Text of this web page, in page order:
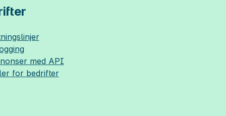
med API
for bedrifter